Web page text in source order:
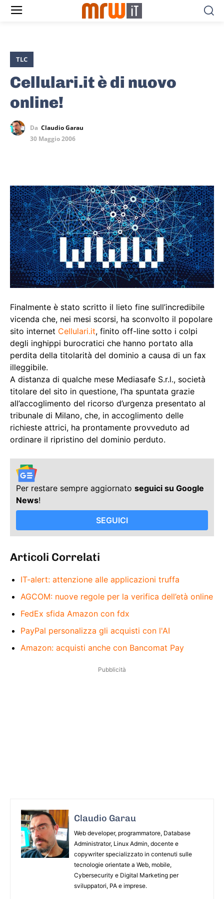
TLC
Cellulari.it è di nuovo
online!
Da Claudio Garau
30 Maggio 2006
Finalmente è stato scritto il lieto fine sull’incredibile
vicenda che, nei mesi scorsi, ha sconvolto il popolare
sito internet Cellulari.it, finito off-line sotto i colpi
degli inghippi burocratici che hanno portato alla
perdita della titolarità del dominio a causa di un fax
illeggibile.
A distanza di qualche mese Mediasafe S.r.l., società
titolare del sito in questione, l’ha spuntata grazie
all’accoglimento del ricorso d’urgenza presentato al
tribunale di Milano, che, in accoglimento delle
richieste attrici, ha prontamente provveduto ad
ordinare il ripristino del dominio perduto.
Per restare sempre aggiornato seguici su Google
News!
SEGUICI
Articoli Correlati
IT-alert: attenzione alle applicazioni truffa
AGCOM: nuove regole per la verifica dell’età online
FedEx sfida Amazon con fdx
PayPal personalizza gli acquisti con l'AI
Amazon: acquisti anche con Bancomat Pay
Pubblicità
Claudio Garau
Web developer, programmatore, Database
Administrator, Linux Admin, docente e
copywriter specializzato in contenuti sulle
tecnologie orientate a Web, mobile,
Cybersecurity e Digital Marketing per
sviluppatori, PA e imprese.